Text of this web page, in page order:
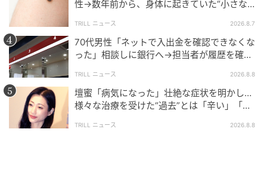
性→数年前から、身体に起きていた“小さな異
TRILL ニュース 2026.8.7
70代男性「ネットで入出金を確認できなくな
った」相談しに銀行へ→担当者が履歴を確認
TRILL ニュース 2026.8.8
壇蜜「病気になった」壮絶な症状を明かし…
様々な治療を受けた“過去”とは「辛い」「苦
TRILL ニュース 2026.8.8